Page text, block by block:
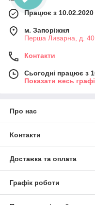
Працює з 10.02.2020
м. Запоріжжя
Перша Ливарна, д.
Контакти
Сьогодні працює з
Показати весь
Про нас
Контакти
Доставка та оплата
Графік роботи